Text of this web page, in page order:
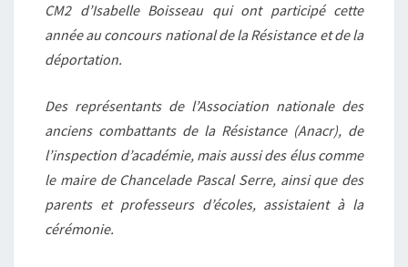
CM2 d’Isabelle Boisseau qui ont participé cette
année au concours national de la Résistance et de la
déportation.
Des représentants de l’Association nationale des
anciens combattants de la Résistance (Anacr), de
l’inspection d’académie, mais aussi des élus comme
le maire de Chancelade Pascal Serre, ainsi que des
parents et professeurs d’écoles, assistaient à la
cérémonie.